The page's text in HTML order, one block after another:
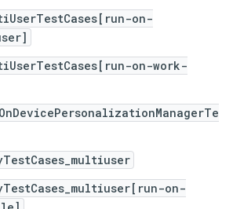
on-
on-work-
on-